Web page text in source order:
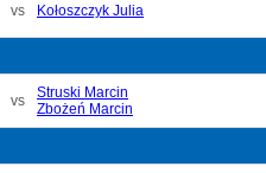
vs Kołoszczyk Julia
vs
Struski Marcin
Zbożeń Marcin